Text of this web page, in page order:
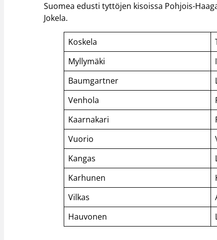
Suomea edusti tyttöjen kisoissa Pohjois-
Jokela.
Koskela
Myllymäki
Baumgartner
Venhola
Kaarnakari
Vuorio
Kangas
Karhunen
Vilkas
Hauvonen